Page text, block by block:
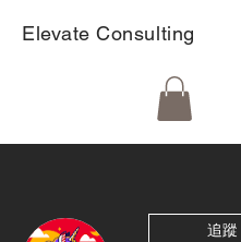
Elevate Consulting
追蹤